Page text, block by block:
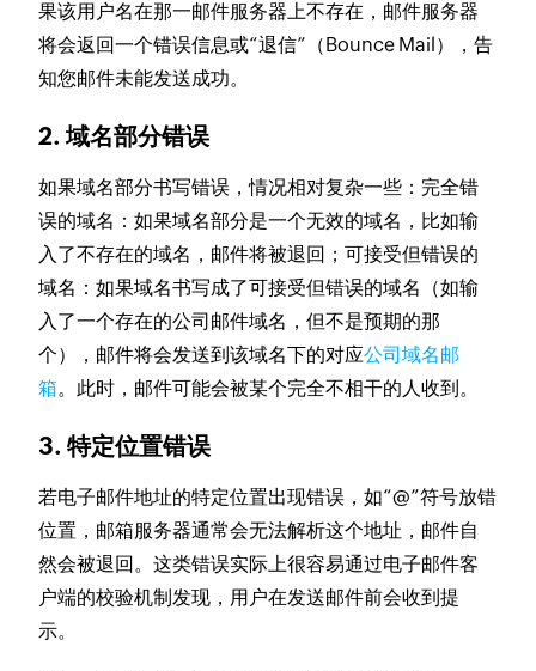
果该用户名在那一邮件服务器上不存在，邮件服务器
将会返回一个错误信息或“退信”（Bounce Mail），告
知您邮件未能发送成功。
2. 域名部分错误
如果域名部分书写错误，情况相对复杂一些：完全错
误的域名：如果域名部分是一个无效的域名，比如输
入了不存在的域名，邮件将被退回；可接受但错误的
域名：如果域名书写成了可接受但错误的域名（如输
入了一个存在的公司邮件域名，但不是预期的那
个），邮件将会发送到该域名下的对应公司域名邮
箱。此时，邮件可能会被某个完全不相干的人收到。
3. 特定位置错误
若电子邮件地址的特定位置出现错误，如“@”符号放错
位置，邮箱服务器通常会无法解析这个地址，邮件自
然会被退回。这类错误实际上很容易通过电子邮件客
户端的校验机制发现，用户在发送邮件前会收到提
示。